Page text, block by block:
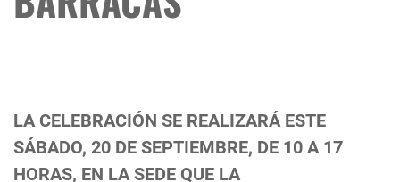
LA CELEBRACIÓN SE REALIZARÁ ESTE
SÁBADO, 20 DE SEPTIEMBRE, DE 10 A 17
HORAS, EN LA SEDE QUE LA